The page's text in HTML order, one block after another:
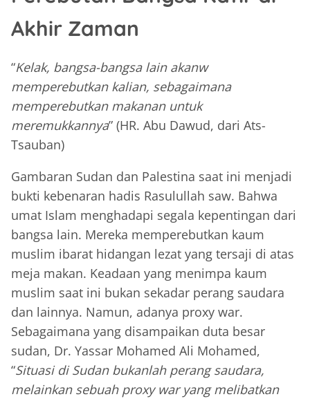
Akhir Zaman
“Kelak, bangsa-bangsa lain akanw
memperebutkan kalian, sebagaimana
memperebutkan makanan untuk
meremukkannya” (HR. Abu Dawud, dari Ats-
Tsauban)
Gambaran Sudan dan Palestina saat ini menjadi
bukti kebenaran hadis Rasulullah saw. Bahwa
umat Islam menghadapi segala kepentingan dari
bangsa lain. Mereka memperebutkan kaum
muslim ibarat hidangan lezat yang tersaji di atas
meja makan. Keadaan yang menimpa kaum
muslim saat ini bukan sekadar perang saudara
dan lainnya. Namun, adanya proxy war.
Sebagaimana yang disampaikan duta besar
sudan, Dr. Yassar Mohamed Ali Mohamed,
“Situasi di Sudan bukanlah perang saudara,
melainkan sebuah proxy war yang melibatkan